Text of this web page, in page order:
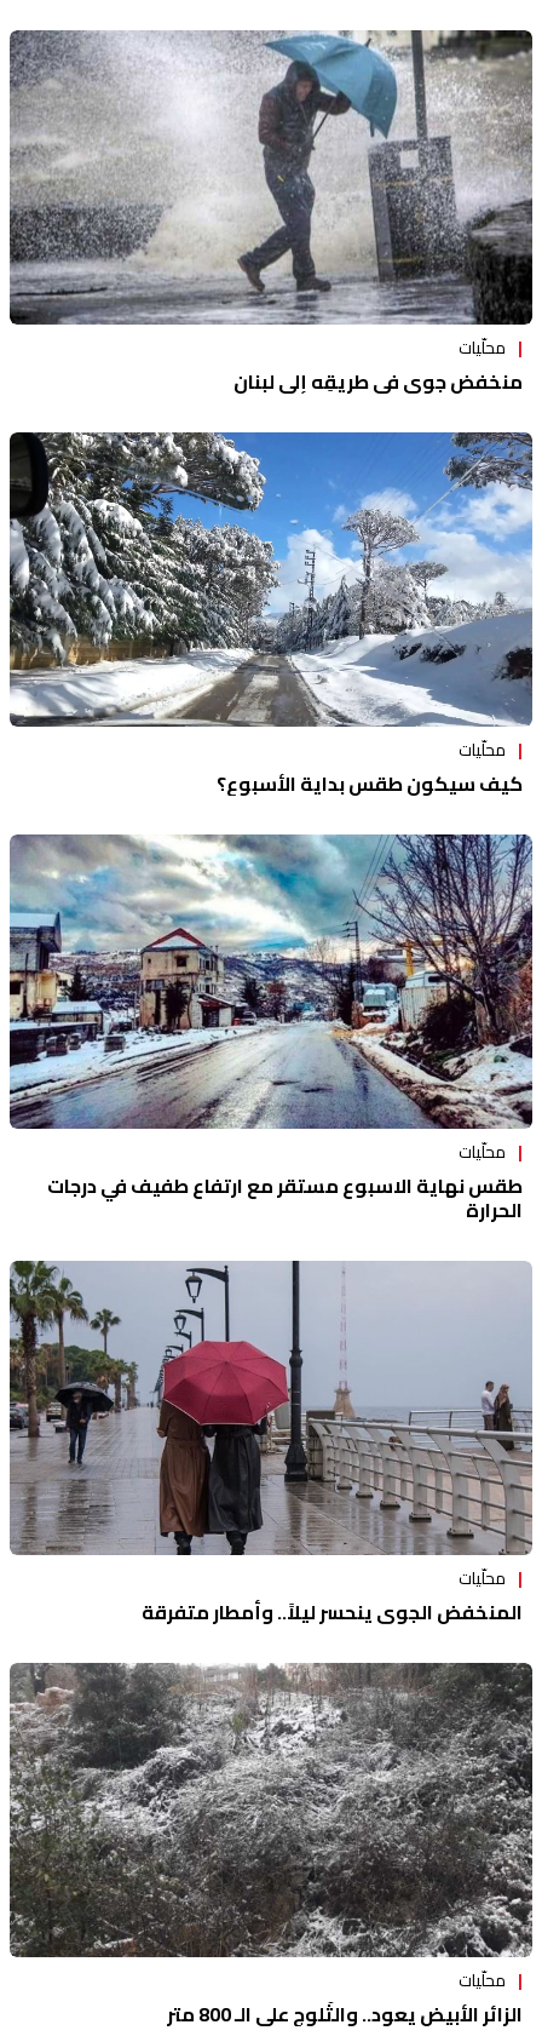
محلّيات
منخفض جوي في طريقِه إلى لبنان
محلّيات
كيف سيكون طقس بداية الأسبوع؟
محلّيات
طقس نهاية الاسبوع مستقر مع ارتفاع طفيف في درجات
الحرارة
محلّيات
المنخفض الجوي ينحسر ليلاً.. وأمطار متفرقة
محلّيات
الزائر الأبيض يعود.. والثّلوج على الـ 800 متر